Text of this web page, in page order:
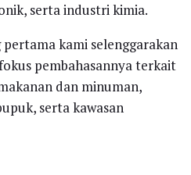
serta industri kimia.
pertama kami selenggarakan
pembahasannya terkait
dan minuman,
serta kawasan